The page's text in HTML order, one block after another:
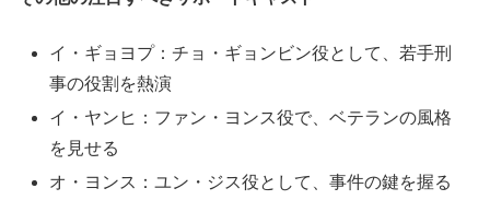
イ・ギョヨプ：チョ・ギョンビン役として、若手刑
事の役割を熱演
イ・ヤンヒ：ファン・ヨンス役で、ベテランの風格
を見せる
オ・ヨンス：ユン・ジス役として、事件の鍵を握る